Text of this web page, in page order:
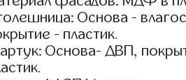
Основа -
- пластик.
Основа- ДВП,